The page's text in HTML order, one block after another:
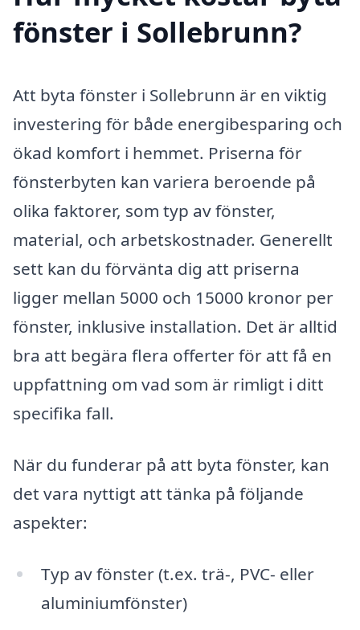
fönster i Sollebrunn?
Att byta fönster i Sollebrunn är en viktig
investering för både energibesparing och
ökad komfort i hemmet. Priserna för
fönsterbyten kan variera beroende på
olika faktorer, som typ av fönster,
material, och arbetskostnader. Generellt
sett kan du förvänta dig att priserna
ligger mellan 5000 och 15000 kronor per
fönster, inklusive installation. Det är alltid
bra att begära flera offerter för att få en
uppfattning om vad som är rimligt i ditt
specifika fall.
När du funderar på att byta fönster, kan
det vara nyttigt att tänka på följande
aspekter:
Typ av fönster (t.ex. trä-, PVC- eller
aluminiumfönster)